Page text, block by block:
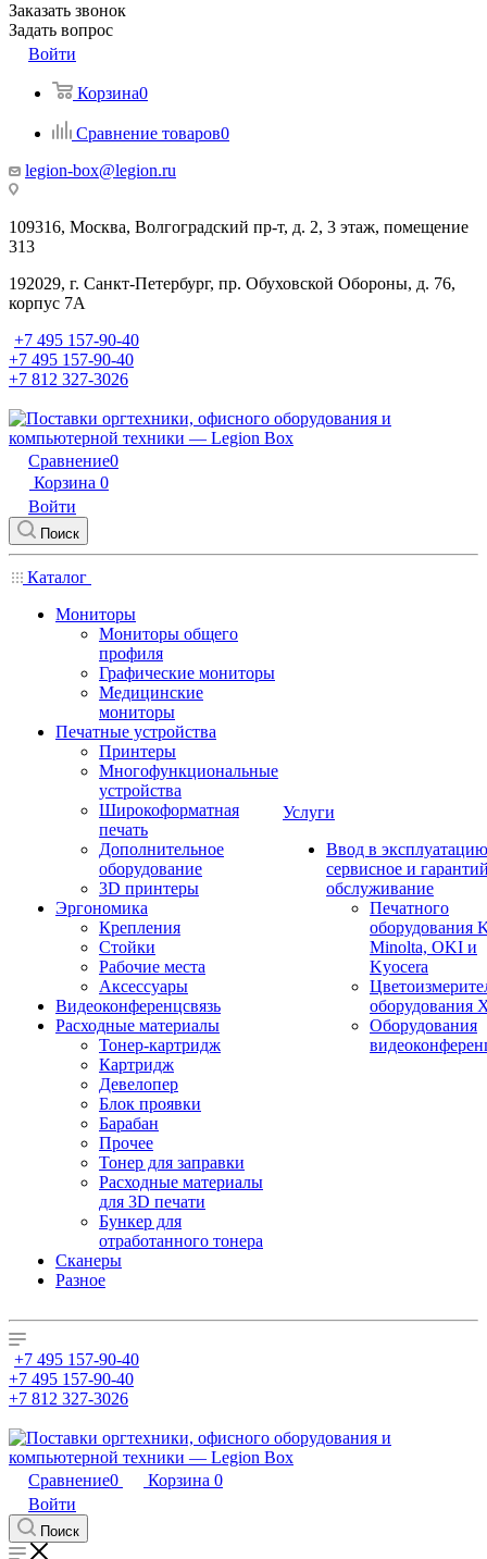
Заказать звонок
Задать вопрос
Войти
Корзина0
Сравнение товаров0
legion-box@legion.ru
109316, Москва, Волгоградский пр-т, д. 2, 3 этаж, помещение
313
192029, г. Санкт-Петербург, пр. Обуховской Обороны, д. 76,
корпус 7А
+7 495 157-90-40
+7 495 157-90-40
+7 812 327-3026
Сравнение0
Корзина 0
Войти
Поиск
Каталог
Мониторы
Мониторы общего
профиля
Графические мониторы
Медицинские
мониторы
Печатные устройства
Принтеры
Многофункциональные
устройства
Широкоформатная
печать
Дополнительное
оборудование
3D принтеры
Эргономика
Крепления
Стойки
Рабочие места
Аксессуары
Видеоконференцсвязь
Расходные материалы
Тонер-картридж
Картридж
Девелопер
Блок проявки
Барабан
Прочее
Тонер для заправки
Расходные материалы
для 3D печати
Бункер для
отработанного тонера
Сканеры
Разное
Услуги
Ввод в
сервисное и
обслуживание
Печатного
оборудования
Minolta, OKI и
Kyocera
оборудования
Оборудования
+7 495 157-90-40
+7 495 157-90-40
+7 812 327-3026
Сравнение0 Корзина 0
Войти
Поиск